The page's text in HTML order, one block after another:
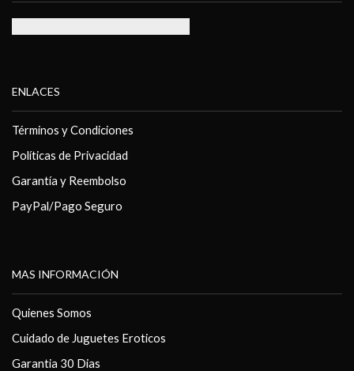
ENLACES
Términos y Condiciones
Políticas de Privacidad
Garantía y Reembolso
PayPal/Pago Seguro
MAS INFORMACIÓN
Quienes Somos
Cuidado de Juguetes Eroticos
Garantia 30 Dias